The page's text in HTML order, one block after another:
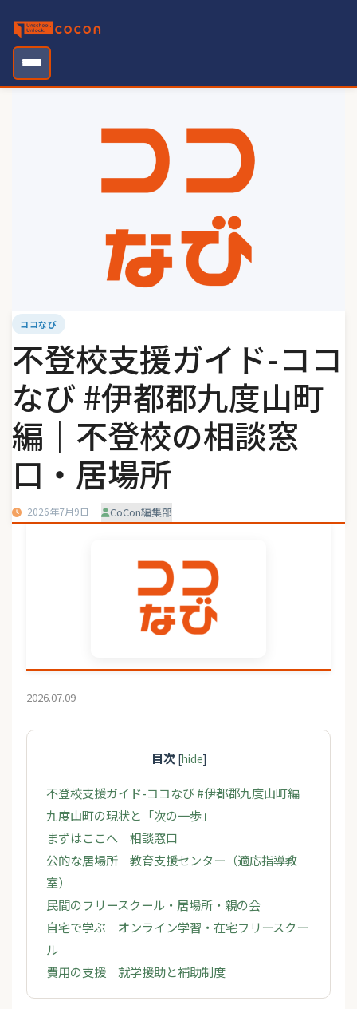
content
ココなび
不登校支援ガイド-ココ
なび #伊都郡九度山町
編｜不登校の相談窓
口・居場所
2026年7月9日 CoCon編集部
2026.07.09
目次 [hide]
不登校支援ガイド-ココなび #伊都郡九度山町編
九度山町の現状と「次の一歩」
まずはここへ｜相談窓口
公的な居場所｜教育支援センター（適応指導教
室）
民間のフリースクール・居場所・親の会
自宅で学ぶ｜オンライン学習・在宅フリースクー
ル
費用の支援｜就学援助と補助制度